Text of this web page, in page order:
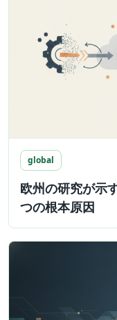
global
欧州の研究が示
つの根本原因